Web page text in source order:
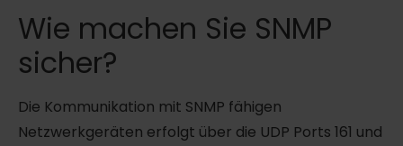
Wie machen Sie SNMP
sicher?
Die Kommunikation mit SNMP fähigen
Netzwerkgeräten erfolgt über die UDP Ports 161 und